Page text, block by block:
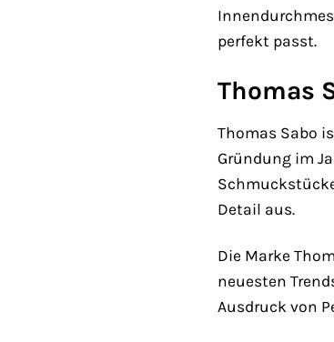
perfekt passt.
Thomas
Thomas Sabo
Gründung im
Detail aus.
Die Marke
neuesten
Ausdruck von